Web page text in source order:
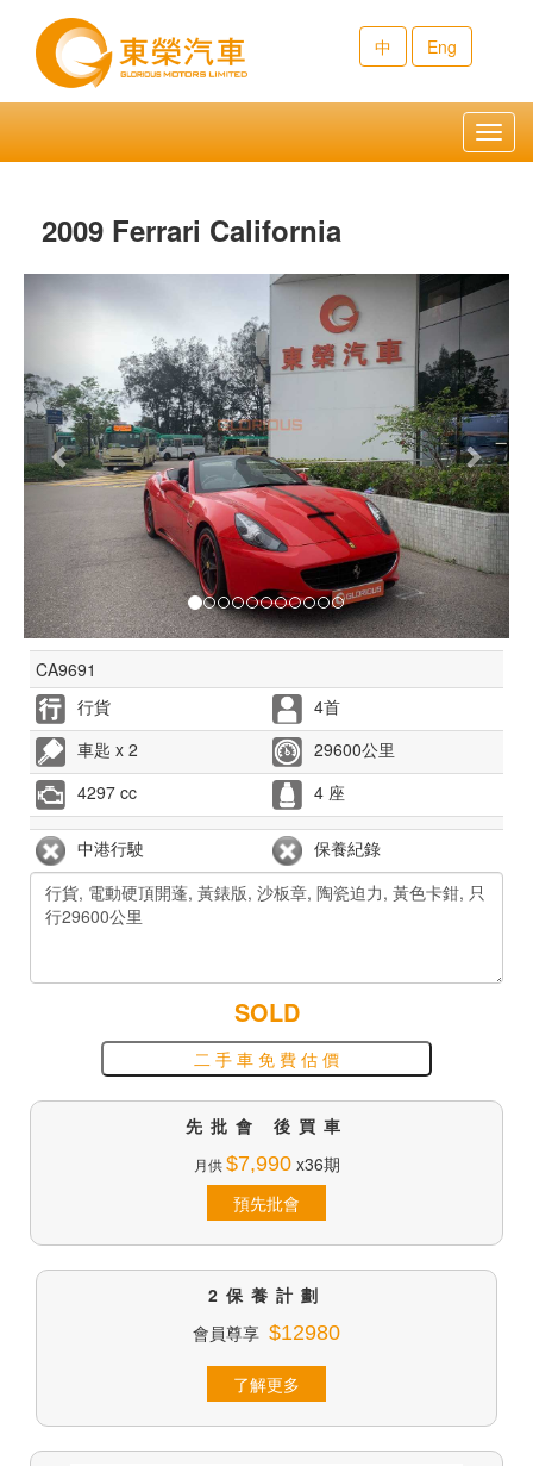
中 Eng
2009 Ferrari California
Previous Next
CA9691
行貨
4首
車匙 x 2
29600公里
4297 cc
4 座
中港行駛 保養紀錄
SOLD
二 手 車 免 費 估 價
先批會 後買車
月供$7,990x36期
預先批會
2保養計劃
會員尊享 $12980
了解更多